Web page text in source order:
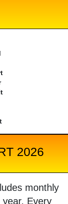
2026
monthly
Every